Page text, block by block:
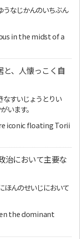
うなじかんのいちぶん
in the midst of a
、人懐っこく 自
なすいじょうとりい
います。
iconic floating Torii
治において主要な
ほんのせいじにおいて
the dominant